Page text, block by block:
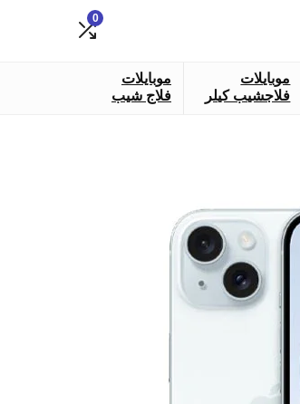
0
موبايلات
فلاجشيب كيلر
موبايلات
فلاج شيب